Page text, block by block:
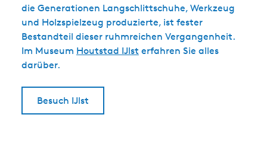
die Generationen Langschlittschuhe, Werkzeug
und Holzspielzeug produzierte, ist fester
Bestandteil dieser ruhmreichen Vergangenheit.
Im Museum Houtstad IJlst erfahren Sie alles
darüber.
Besuch IJlst